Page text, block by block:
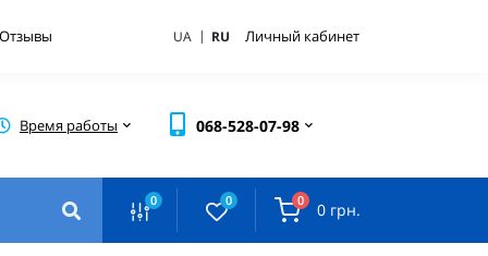
Отзывы UA | RU Личный кабинет
Время работы 068-528-07-98
0 0 0 0 грн.